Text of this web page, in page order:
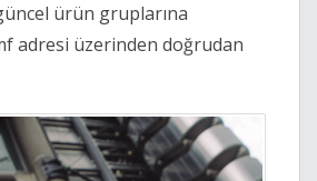
ürün gruplarına
adresi üzerinden doğrudan